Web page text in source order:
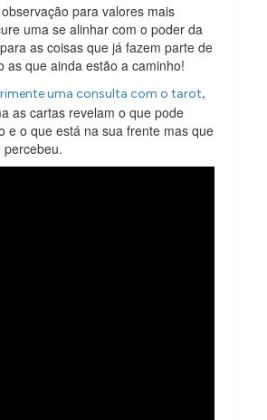
para valores mais
uma se alinhar com o poder da
as coisas que já fazem parte de
as que ainda estão a caminho!
uma consulta com o tarot,
as cartas revelam o que pode
e o que está na sua frente mas que
percebeu.